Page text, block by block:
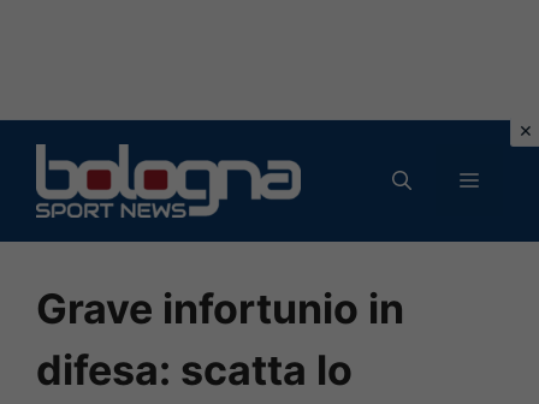
contenuto
MENU
Grave infortunio in
difesa: scatta lo